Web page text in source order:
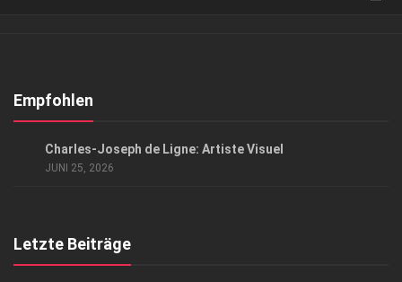
Kontakt, Impressum
Empfohlen
Charles-Joseph de Ligne: Artiste Visuel
JUNI 25, 2026
Letzte Beiträge